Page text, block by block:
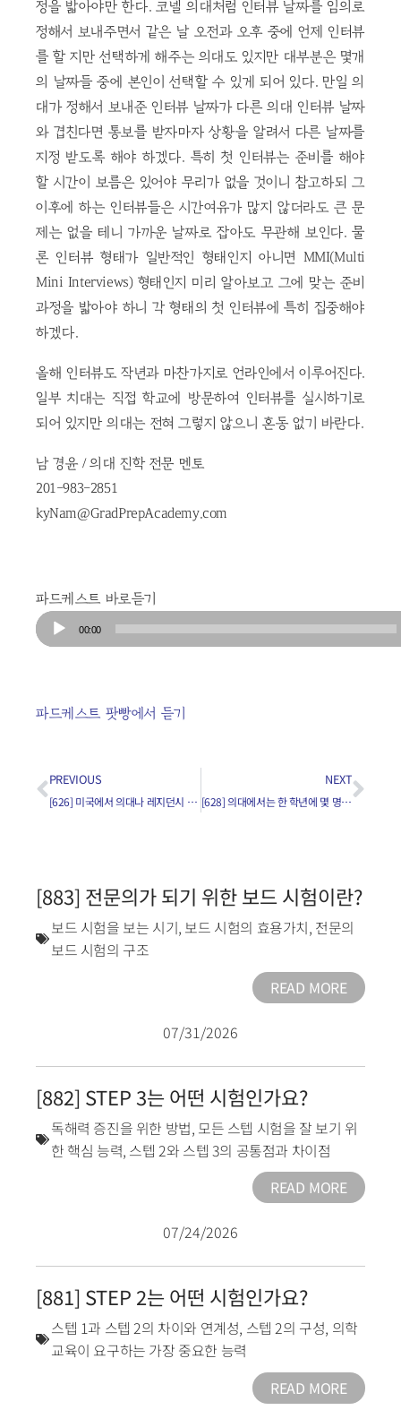
정을 밟아야만 한다. 코넬 의대처럼 인터뷰 날짜를 임의로
정해서 보내주면서 같은 날 오전과 오후 중에 언제 인터뷰
를 할 지만 선택하게 해주는 의대도 있지만 대부분은 몇개
의 날짜들 중에 본인이 선택할 수 있게 되어 있다. 만일 의
대가 정해서 보내준 인터뷰 날짜가 다른 의대 인터뷰 날짜
와 겹친다면 통보를 받자마자 상황을 알려서 다른 날짜를
지정 받도록 해야 하겠다. 특히 첫 인터뷰는 준비를 해야
할 시간이 보름은 있어야 무리가 없을 것이니 참고하되 그
이후에 하는 인터뷰들은 시간여유가 많지 않더라도 큰 문
제는 없을 테니 가까운 날짜로 잡아도 무관해 보인다. 물
론 인터뷰 형태가 일반적인 형태인지 아니면 MMI(Multi
Mini Interviews) 형태인지 미리 알아보고 그에 맞는 준비
과정을 밟아야 하니 각 형태의 첫 인터뷰에 특히 집중해야
하겠다.
올해 인터뷰도 작년과 마찬가지로 언라인에서 이루어진다.
일부 치대는 직접 학교에 방문하여 인터뷰를 실시하기로
되어 있지만 의대는 전혀 그렇지 않으니 혼동 없기 바란다.
남 경윤 / 의대 진학 전문 멘토
201-983-2851
kyNam@GradPrepAcademy.com
파드케스트 바로듣기
Audio
Player
00:00
파드케스트 팟빵에서 듣기
PREVIOUS
[626] 미국에서 의대나 레지던시 프로그램에 지원할 때 지역적 요소가 얼마나 중요한가요?
NEXT
[628] 의대에서는 한 학년에 몇 명이나 선발하나요?
[883] 전문의가 되기 위한 보드 시험이란?
보드 시험을 보는 시기, 보드 시험의 효용가치, 전문의
보드 시험의 구조
READ MORE
07/31/2026
[882] STEP 3는 어떤 시험인가요?
독해력 증진을 위한 방법, 모든 스텝 시험을 잘 보기 위
한 핵심 능력, 스텝 2와 스텝 3의 공통점과 차이점
READ MORE
07/24/2026
[881] STEP 2는 어떤 시험인가요?
스텝 1과 스텝 2의 차이와 연계성, 스텝 2의 구성, 의학
교육이 요구하는 가장 중요한 능력
READ MORE